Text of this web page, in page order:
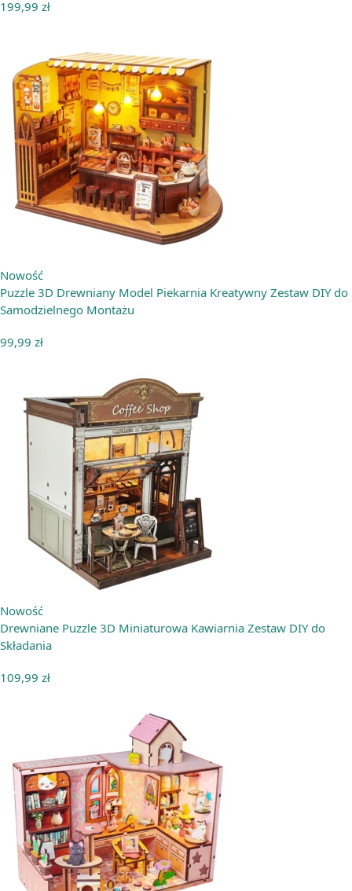
199,99 zł
Nowość
Puzzle 3D Drewniany Model Piekarnia Kreatywny Zestaw DIY do
Samodzielnego Montażu
99,99 zł
Nowość
Drewniane Puzzle 3D Miniaturowa Kawiarnia Zestaw DIY do
Składania
109,99 zł